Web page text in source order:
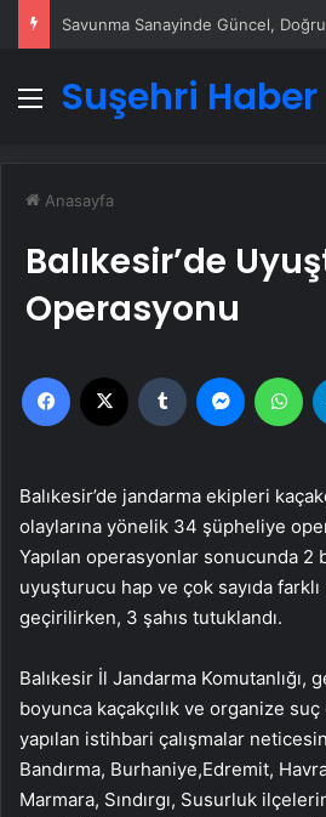
Menü
Suşehri Haber
Anasayfa
Balıkesir’de
Operasyonu
Facebook Tumblr
Balıkesir’de jandarma ekipleri
olaylarına yönelik 34 şüpheliye
Yapılan operasyonlar sonucunda 2
uyuşturucu hap ve çok sayıda
geçirilirken, 3 şahıs tutuklandı.
Balıkesir İl Jandarma Komutanlığı,
boyunca kaçakçılık ve organize
yapılan istihbari çalışmalar
Bandırma, Burhaniye,Edremit,
Marmara, Sındırgı, Susurluk